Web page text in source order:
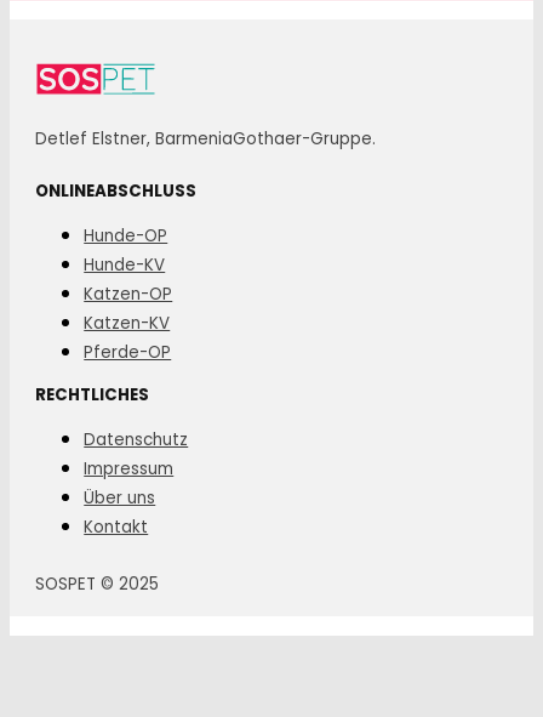
Detlef Elstner, BarmeniaGothaer-Gruppe.
ONLINEABSCHLUSS
Hunde-OP
Hunde-KV
Katzen-OP
Katzen-KV
Pferde-OP
RECHTLICHES
Datenschutz
Impressum
Über uns
Kontakt
SOSPET © 2025